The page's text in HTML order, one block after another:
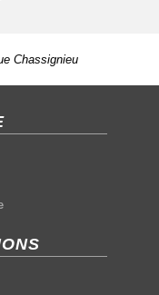
Chassignieu